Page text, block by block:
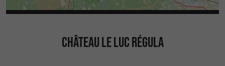
CHÂTEAU LE LUC RÉGULA